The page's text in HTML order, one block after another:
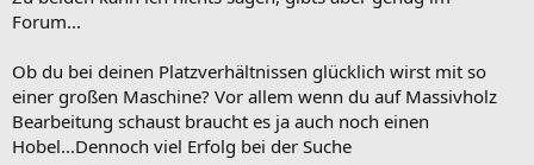
Forum...
Ob du bei deinen Platzverhältnissen glücklich wirst mit so
einer großen Maschine? Vor allem wenn du auf Massivholz
Bearbeitung schaust braucht es ja auch noch einen
Hobel...Dennoch viel Erfolg bei der Suche